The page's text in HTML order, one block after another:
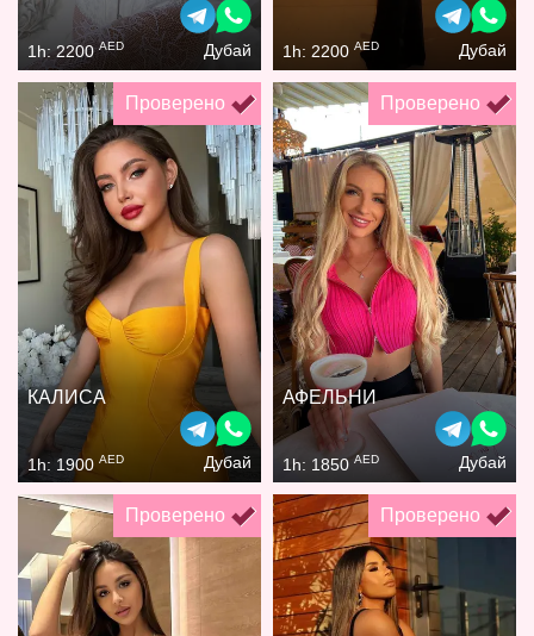
1h: 2200AED Дубай 1h: 2200 AED Дубай
Проверено
КАЛИСА
1h: 1900 AED Дубай
Проверено
АФЕЛЬНИ
1h: 1850 AED Дубай
Проверено Проверено